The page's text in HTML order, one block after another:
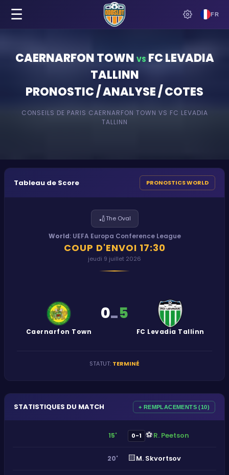
FR
☰
CAERNARFON TOWN VS FC LEVADIA
TALLINN
PRONOSTIC / ANALYSE / COTES
CONSEILS DE PARIS CAERNARFON TOWN VS FC LEVADIA
TALLINN
Tableau de Score PRONOSTICS WORLD
🏏The Oval
World: UEFA Europa Conference League
COUP D'ENVOI 17:30
jeudi 9 juillet 2026
Caernarfon Town
0-5
FC Levadia Tallinn
STATUT: TERMINÉ
STATISTIQUES DU MATCH + REMPLACEMENTS (10)
15' 0-1 ⚽R. Peetson
20' 🟨M. Skvortsov